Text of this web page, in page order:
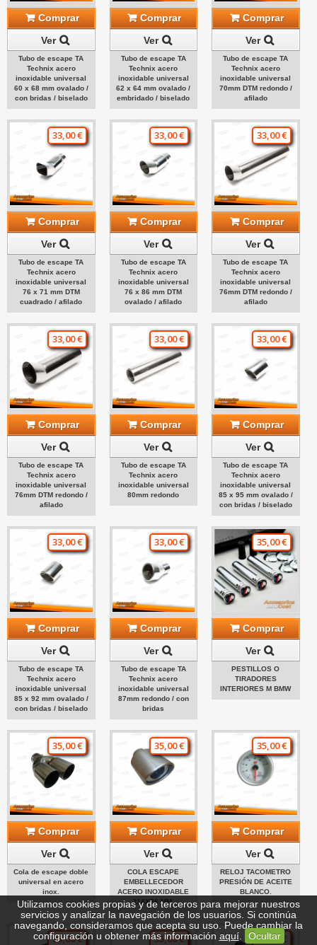
Comprar
Ver
Tubo de escape TA
Technix acero
inoxidable universal
60 x 68 mm ovalado /
con bridas / biselado
Comprar
Ver
Tubo de escape TA
Technix acero
inoxidable universal
62 x 64 mm ovalado /
embridado / biselado
Comprar
Ver
Tubo de escape TA
Technix acero
inoxidable universal
70mm DTM redondo /
afilado
33,00 €
Comprar
Ver
Tubo de escape TA
Technix acero
inoxidable universal
76 x 71 mm DTM
cuadrado / afilado
33,00 €
Comprar
Ver
Tubo de escape TA
Technix acero
inoxidable universal
76 x 86 mm DTM
ovalado / afilado
33,00 €
Comprar
Ver
Tubo de escape TA
Technix acero
inoxidable universal
76mm DTM redondo /
afilado
33,00 €
Comprar
Ver
Tubo de escape TA
Technix acero
inoxidable universal
76mm DTM redondo /
afilado
33,00 €
Comprar
Ver
Tubo de escape TA
Technix acero
inoxidable universal
80mm redondo
33,00 €
Comprar
Ver
Tubo de escape TA
Technix acero
inoxidable universal
85 x 95 mm ovalado /
con bridas / biselado
33,00 €
Comprar
Ver
Tubo de escape TA
Technix acero
inoxidable universal
85 x 92 mm ovalado /
con bridas / biselado
33,00 €
Comprar
Ver
Tubo de escape TA
Technix acero
inoxidable universal
87mm redondo / con
bridas
35,00 €
Comprar
Ver
PESTILLOS O
TIRADORES
INTERIORES M BMW
35,00 €
Comprar
Ver
Cola de escape doble
universal en acero
inox.
35,00 €
Comprar
Ver
COLA ESCAPE
EMBELLECEDOR
ACERO INOXIDABLE
114X88 MM.
35,00 €
Comprar
Ver
RELOJ TACOMETRO
PRESIÓN DE ACEITE
BLANCO.
35,00 € 35,00 € 35,00 €
Utilizamos cookies propias y de terceros para mejorar nuestros
servicios y analizar la navegación de los usuarios. Si continúa
navegando, consideramos que acepta su uso. Puede cambiar la
configuración u obtener más información aquí. Ocultar